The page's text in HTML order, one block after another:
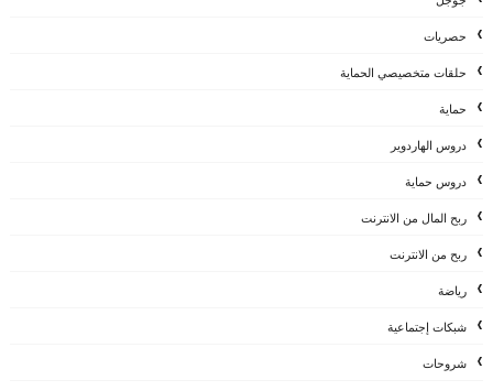
حصريات
حلقات متخصيصي الحماية
حماية
دروس الهاردوير
دروس حماية
ربح المال من الانترنت
ربح من الانترنت
رياضة
شبكات إجتماعية
شروحات